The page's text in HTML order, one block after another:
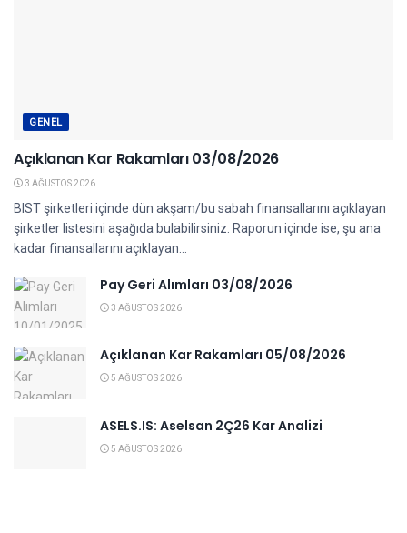
GENEL
Açıklanan Kar Rakamları 03/08/2026
3 AĞUSTOS 2026
BIST şirketleri içinde dün akşam/bu sabah finansallarını açıklayan
şirketler listesini aşağıda bulabilirsiniz. Raporun içinde ise, şu ana
kadar finansallarını açıklayan...
Pay Geri Alımları 03/08/2026
3 AĞUSTOS 2026
Açıklanan Kar Rakamları 05/08/2026
5 AĞUSTOS 2026
ASELS.IS: Aselsan 2Ç26 Kar Analizi
5 AĞUSTOS 2026